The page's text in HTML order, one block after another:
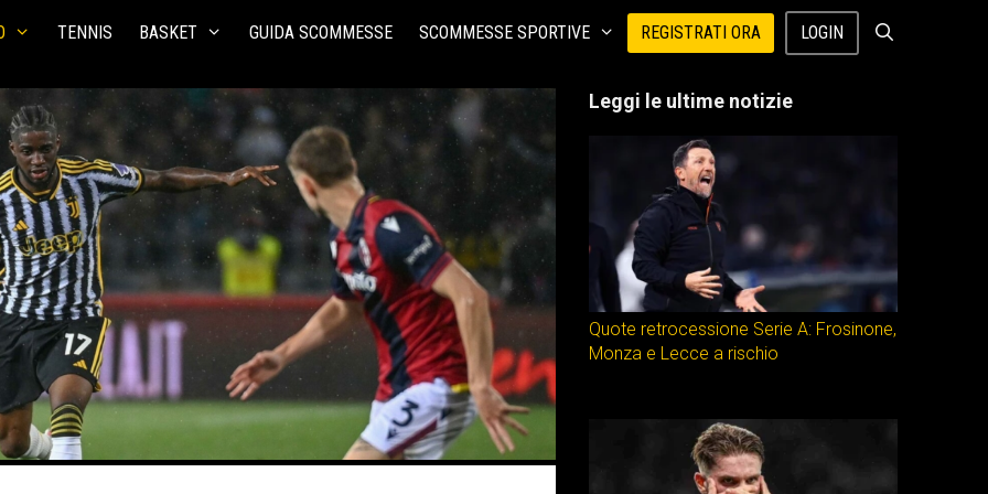
TENNIS BASKET GUIDA SCOMMESSE SCOMMESSE SPORTIVE REGISTRATI ORA LOGIN
Leggi le ultime notizie
Quote retrocessione Serie A: Frosinone,
Monza e Lecce a rischio